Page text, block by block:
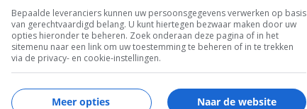
Bepaalde leveranciers kunnen uw persoonsgegevens verwerken op basis
van gerechtvaardigd belang. U kunt hiertegen bezwaar maken door uw
opties hieronder te beheren. Zoek onderaan deze pagina of in het
sitemenu naar een link om uw toestemming te beheren of in te trekken
via de privacy- en cookie-instellingen.
Naar de website
Meer opties